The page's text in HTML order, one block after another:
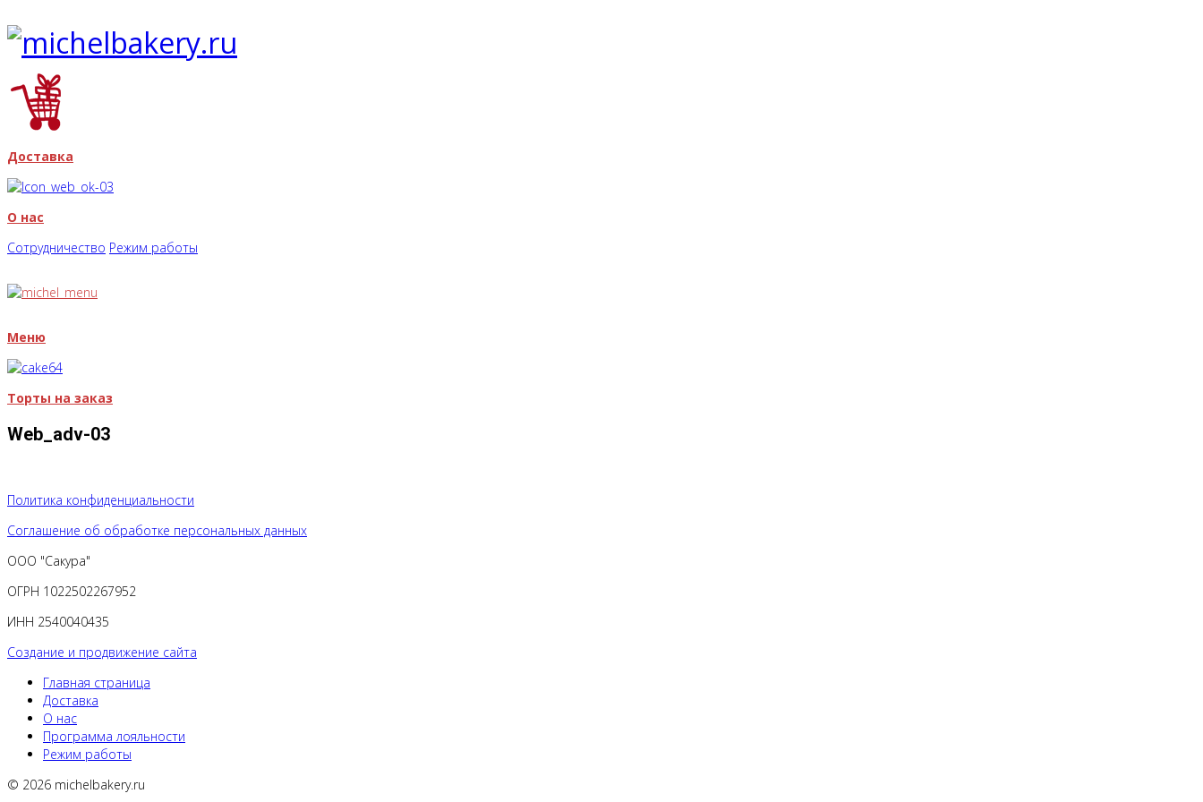
Доставка
О нас
Сотрудничество Режим работы
Меню
Торты на заказ
Web_adv-03
Политика конфиденциальности
Соглашение об обработке персональных данных
ООО "Сакура"
ОГРН 1022502267952
ИНН 2540040435
Создание и продвижение сайта
Главная страница
Доставка
О нас
Программа лояльности
Режим работы
© 2026 michelbakery.ru